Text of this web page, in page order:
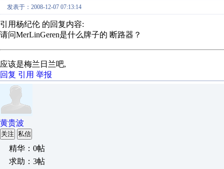
发表于：2008-12-07 07:13:14
引用杨纪伦 的回复内容:
请问MerLinGeren是什么牌子的 断路器？
应该是梅兰日兰吧,
回复 引用 举报
黄贵波
关注 私信
精华：0帖
求助：3帖